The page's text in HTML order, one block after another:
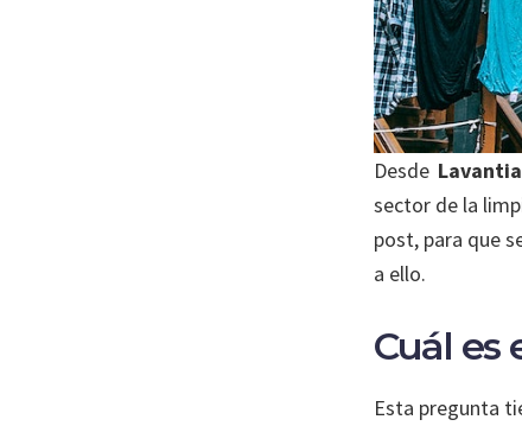
Desde Lavantia
sector de la
post, para que
a ello.
Cuál es
Esta pregunta